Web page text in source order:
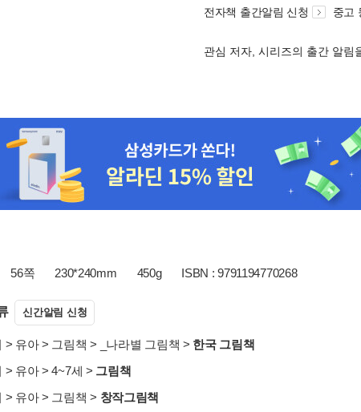
전자책 출간알림 신청 중고
관심 저자, 시리즈의 출간 알림
56쪽 230*240mm 450g ISBN : 9791194770268
신간알림 신청
> 유아> 그림책 > _나라별 그림책 > 한국 그림책
> 유아>4~7세 > 그림책
> 유아> 그림책 > 창작그림책